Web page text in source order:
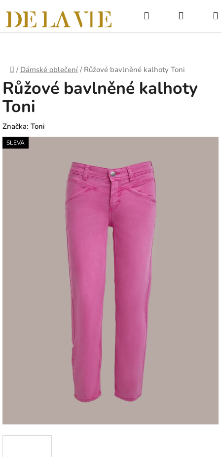
na
obsah
NÁKUPNÍ
KOŠÍK
Domů
/ Dámské oblečení / Růžové bavlněné kalhoty Toni
Růžové bavlněné kalhoty
Toni
Značka: Toni
SLEVA